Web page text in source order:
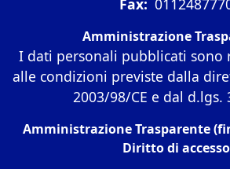
Amministrazione
I dati personali pubblicati sono
alle condizioni previste dalla
2003/98/CE e dal d.lgs.
Amministrazione Trasparente
Diritto di accesso